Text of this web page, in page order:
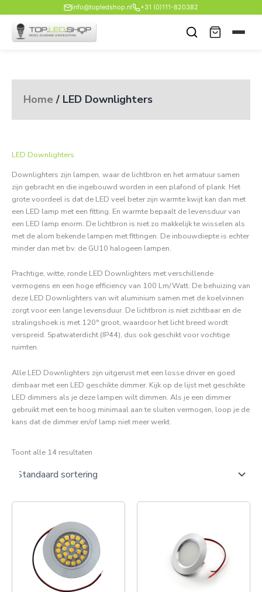
naar
inhoud
info@topledshop.nl +31 (0)111-820382
Home/ LED Downlighters
LED Downlighters
Downlighters zijn lampen, waar de lichtbron en het armatuur samen
zijn gebracht en die ingebouwd worden in een plafond of plank. Het
grote voordeel is dat de LED veel beter zijn warmte kwijt kan dan met
een LED lamp met een fitting. En warmte bepaalt de levensduur van
een LED lamp enorm. De lichtbron is niet zo makkelijk te wisselen als
met de alom bekende lampen met fittingen. De inbouwdiepte is echter
minder dan met bv. de GU10 halogeen lampen.
Prachtige, witte, ronde LED Downlighters met verschillende
vermogens en een hoge efficiency van 100 Lm/Watt. De behuizing van
deze LED Downlighters van wit aluminium samen met de koelvinnen
zorgt voor een lange levensduur. De lichtbron is niet zichtbaar en de
stralingshoek is met 120° groot, waardoor het licht breed wordt
verspreid. Spatwaterdicht (IP44), dus ook geschikt voor vochtige
ruimten.
Alle LED Downlighters zijn uitgerust met een losse driver en goed
dimbaar met een LED geschikte dimmer. Kijk op de lijst met geschikte
LED dimmers als je deze lampen wilt dimmen. Als je een dimmer
gebruikt met een te hoog minimaal aan te sluiten vermogen, loop je de
kans dat de dimmer en/of lamp niet meer werkt.
Toont alle 14 resultaten